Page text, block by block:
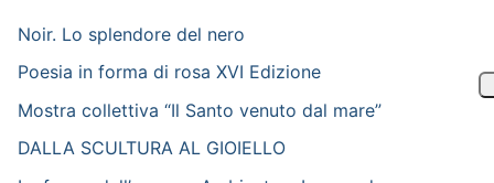
Noir. Lo splendore del nero
Poesia in forma di rosa XVI Edizione
Mostra collettiva “Il Santo venuto dal mare”
DALLA SCULTURA AL GIOIELLO